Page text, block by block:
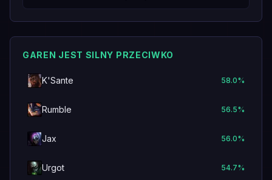
GAREN JEST SILNY PRZECIWKO
K'Sante 58.0%
Rumble 56.5%
Jax 56.0%
Urgot 54.7%